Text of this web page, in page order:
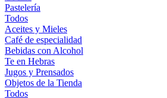
Pastelería
Todos
Aceites y Mieles
Café de especialidad
Bebidas con Alcohol
Te en Hebras
Jugos y Prensados
Objetos de la Tienda
Todos